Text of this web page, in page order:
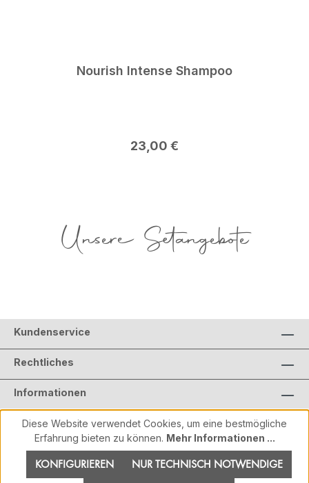
Nourish Intense Shampoo
Regulärer Preis:
23,00 €
Unsere Setangebote
Kundenservice
Rechtliches
Informationen
Diese Website verwendet Cookies, um eine bestmögliche
Erfahrung bieten zu können. Mehr Informationen ...
NUR TECHNISCH NOTWENDIGE
KONFIGURIEREN